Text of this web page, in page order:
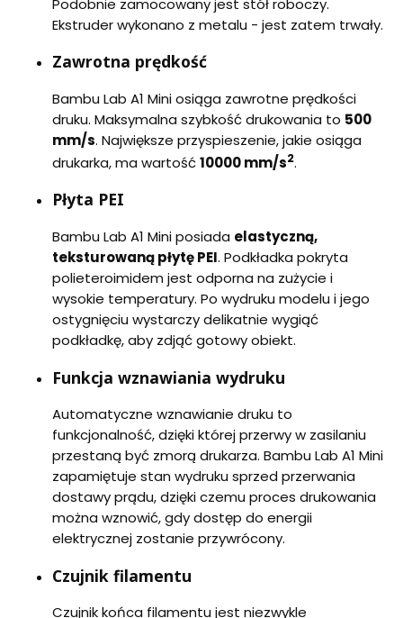
Podobnie zamocowany jest stół roboczy.
Ekstruder wykonano z metalu - jest zatem trwały.
Zawrotna prędkość
Bambu Lab A1 Mini osiąga zawrotne prędkości
druku. Maksymalna szybkość drukowania to 500
mm/s. Największe przyspieszenie, jakie osiąga
drukarka, ma wartość10000 mm/s2.
Płyta PEI
Bambu Lab A1 Mini posiada elastyczną,
teksturowaną płytę PEI. Podkładka pokryta
polieteroimidem jest odporna na zużycie i
wysokie temperatury. Po wydruku modelu i jego
ostygnięciu wystarczy delikatnie wygiąć
podkładkę, aby zdjąć gotowy obiekt.
Funkcja wznawiania wydruku
Automatyczne wznawianie druku to
funkcjonalność, dzięki której przerwy w zasilaniu
przestaną być zmorą drukarza. Bambu Lab A1 Mini
zapamiętuje stan wydruku sprzed przerwania
dostawy prądu, dzięki czemu proces drukowania
można wznowić, gdy dostęp do energii
elektrycznej zostanie przywrócony.
Czujnik filamentu
Czujnik końca filamentu jest niezwykle